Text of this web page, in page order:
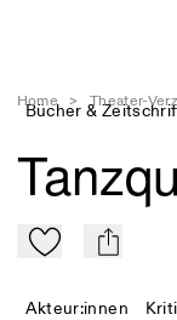
Bücher &
Akteur:innen
Home > Theater-
Zu Mein-TdZ
mail